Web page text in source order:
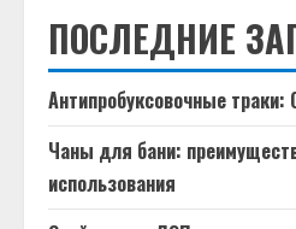
ПОСЛЕДНИЕ
Антипробуксовочные
Чаны для бани:
использования